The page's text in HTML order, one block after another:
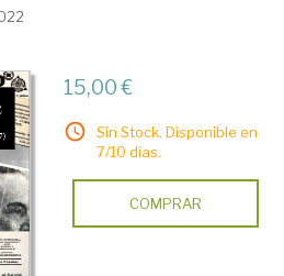
15,00 €
Sin Stock. Disponible en
7/10 días.
COMPRAR